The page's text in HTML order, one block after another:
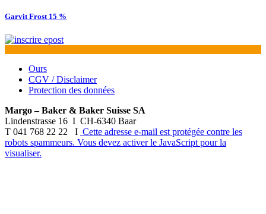
Garvit Frost 15 %
Ours
CGV / Disclaimer
Protection des données
Margo – Baker & Baker Suisse SA
Lindenstrasse 16 I CH-6340 Baar
T 041 768 22 22 I Cette adresse e-mail est protégée contre les
robots spammeurs. Vous devez activer le JavaScript pour la
visualiser.